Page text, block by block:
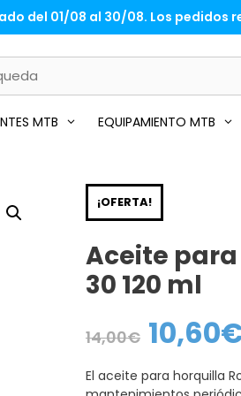
del 01/08 al 30/08. Los pedidos
MTB EQUIPAMIENTO MTB
¡OFERTA!
Aceite para
30 120 ml
14,00€
El
precio
original
14,00€.
10,60
El aceite para horquilla